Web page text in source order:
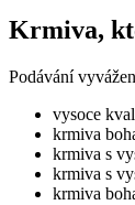
Krmiva,
Podávání
vysoce
krmiva
krmiva s
krmiva s
krmiva